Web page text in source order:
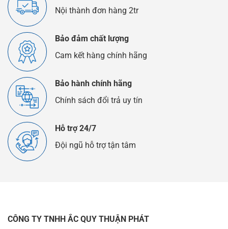
Nội thành đơn hàng 2tr
Bảo đảm chất lượng
Cam kết hàng chính hãng
Bảo hành chính hãng
Chính sách đổi trả uy tín
Hỗ trợ 24/7
Đội ngũ hỗ trợ tận tâm
CÔNG TY TNHH ẮC QUY THUẬN PHÁT